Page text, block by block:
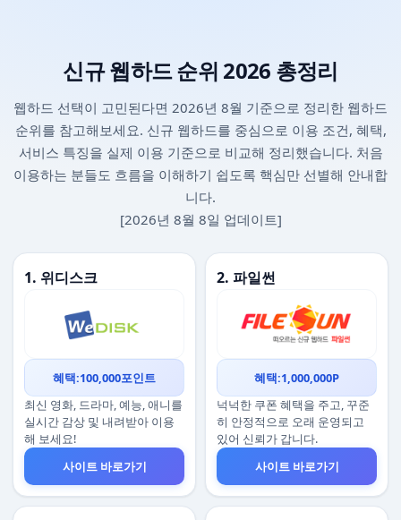
신규 웹하드 순위 2026 총정리
웹하드 선택이 고민된다면 2026년 8월 기준으로 정리한 웹하드
순위를 참고해보세요. 신규 웹하드를 중심으로 이용 조건, 혜택,
서비스 특징을 실제 이용 기준으로 비교해 정리했습니다. 처음
이용하는 분들도 흐름을 이해하기 쉽도록 핵심만 선별해 안내합
니다.
[2026년 8월 8일 업데이트]
1. 위디스크
혜택:100,000포인트
최신 영화, 드라마, 예능, 애니를
실시간 감상 및 내려받아 이용
해 보세요!
사이트 바로가기
2. 파일썬
혜택:1,000,000P
넉넉한 쿠폰 혜택을 주고, 꾸준
히 안정적으로 오래 운영되고
있어 신뢰가 갑니다.
사이트 바로가기